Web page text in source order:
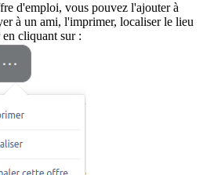
d'emploi, vous pouvez l'ajouter à
à un ami, l'imprimer, localiser le lieu
cliquant sur :